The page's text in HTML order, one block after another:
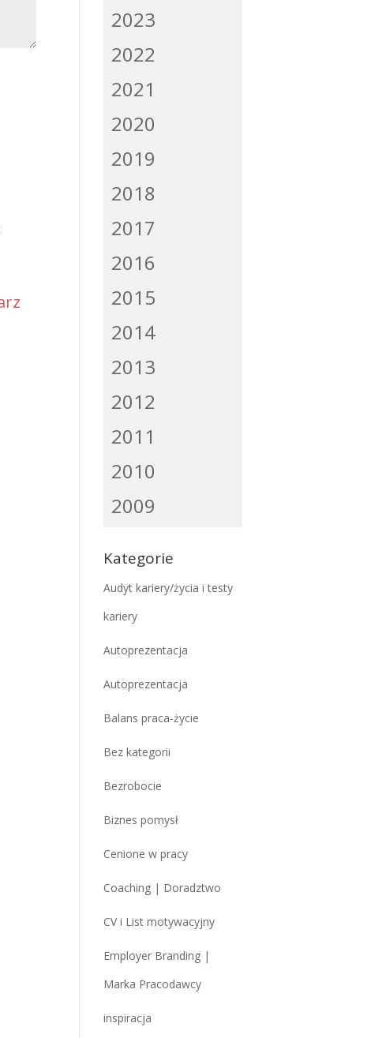
2023
2022
2021
2020
2019
2018
2017
2016
2015
2014
2013
2012
2011
2010
2009
Kategorie
Audyt kariery/życia i testy
kariery
Autoprezentacja
Autoprezentacja
Balans praca-życie
Bez kategorii
Bezrobocie
Biznes pomysł
Cenione w pracy
Coaching | Doradztwo
CV i List motywacyjny
Employer Branding |
Marka Pracodawcy
inspiracja